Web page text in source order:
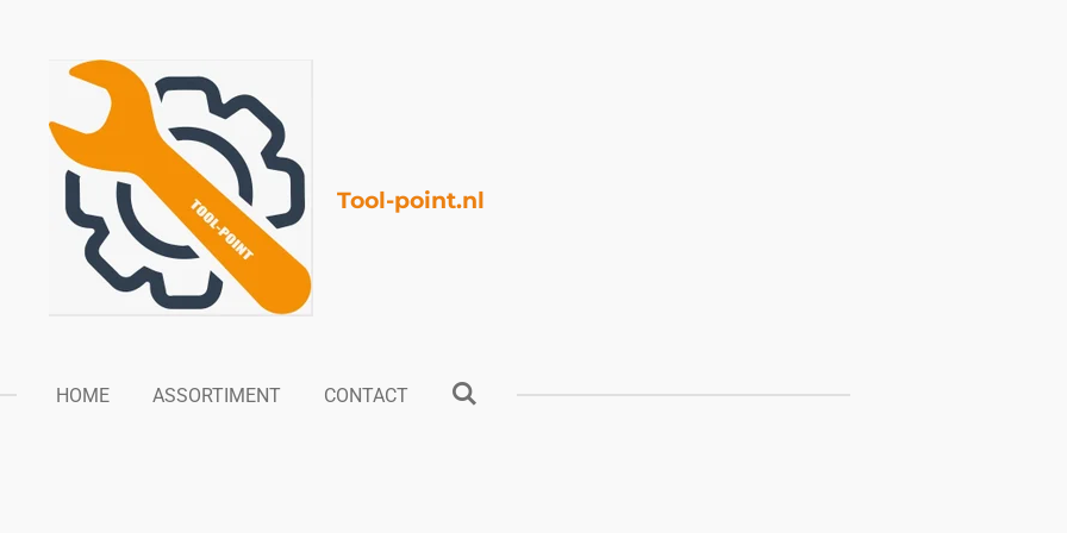
Tool-point.nl
HOME ASSORTIMENT CONTACT